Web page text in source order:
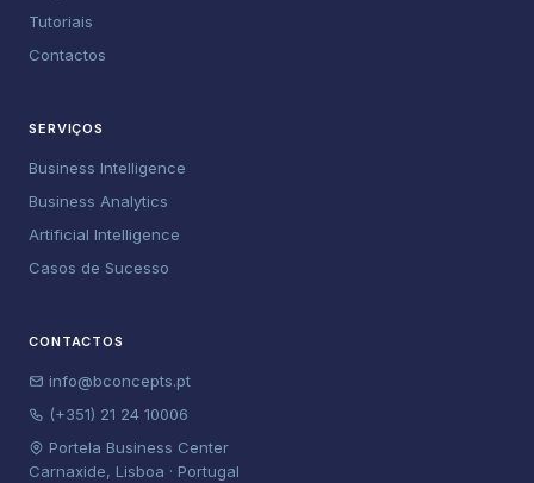
Tutoriais
Contactos
SERVIÇOS
Business Intelligence
Business Analytics
Artificial Intelligence
Casos de Sucesso
CONTACTOS
info@bconcepts.pt
(+351) 21 24 10006
Portela Business Center
Carnaxide, Lisboa · Portugal